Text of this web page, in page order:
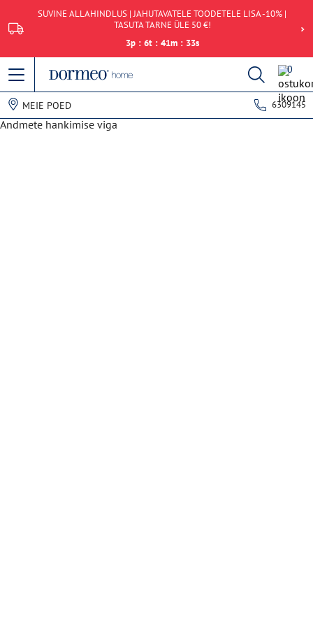
SUVINE ALLAHINDLUS | JAHUTAVATELE TOODETELE LISA -10% |
TASUTA TARNE ÜLE 50 €!
3p : 6t : 41m : 33s
0
MEIE POED 6309145
Andmete hankimise viga